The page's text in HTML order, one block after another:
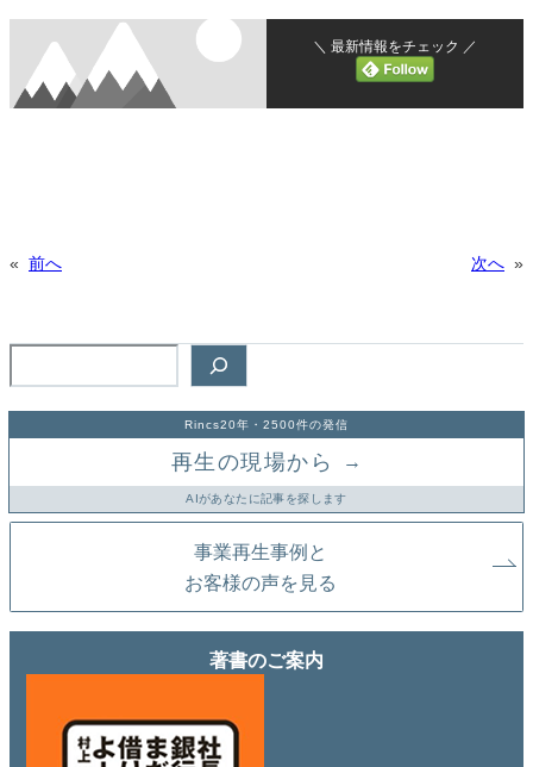
＼ 最新情報をチェック ／
« 前へ 次へ »
Rincs20年・2500件の発信
再生の現場から →
AIがあなたに記事を探します
事業再生事例と
お客様の声を見る
著書のご案内